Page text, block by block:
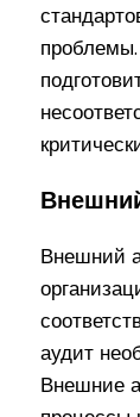
Внешний
аудит
Внешние